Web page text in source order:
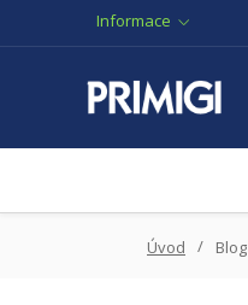
Informace
Úvod Blog